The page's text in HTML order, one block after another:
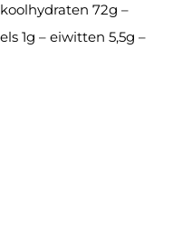
72g –
1g – eiwitten 5,5g –